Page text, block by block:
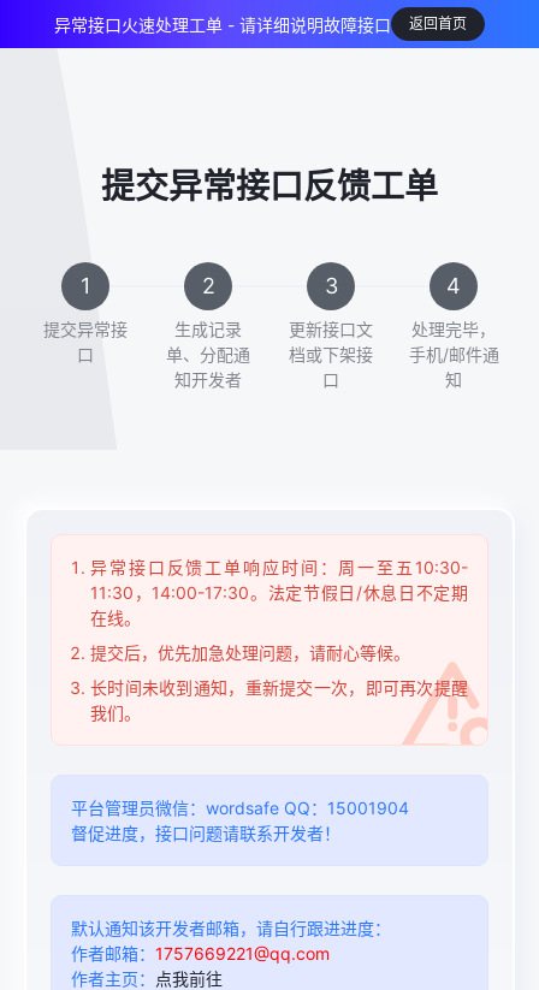
异常接口火速处理工单 - 请详细说明故障接口 返回首页
提交异常接口反馈工单
提交异常接
口
生成记录
单、分配通
知开发者
更新接口文
档或下架接
口
处理完毕，
手机/邮件通
知
异常接口反馈工单响应时间：周一至五10:30-
11:30，14:00-17:30。法定节假日/休息日不定期
在线。
提交后，优先加急处理问题，请耐心等候。
长时间未收到通知，重新提交一次，即可再次提醒
我们。
平台管理员微信：wordsafe QQ：15001904
督促进度，接口问题请联系开发者！
默认通知该开发者邮箱，请自行跟进进度：
作者邮箱： 1757669221@qq.com
作者主页：
点我前往